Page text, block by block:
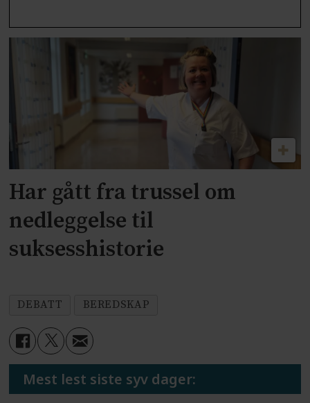
Har gått fra trussel om
nedleggelse til
suksesshistorie
DEBATT BEREDSKAP
Mest lest siste syv dager: